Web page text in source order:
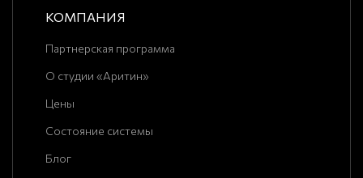
КОМПАНИЯ
Партнерская программа
О студии «Аритин»
Цены
Состояние системы
Блог